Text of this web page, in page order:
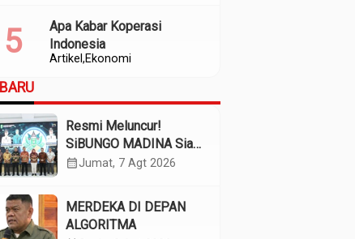
Artikel Ekonomi
Apa Kabar Koperasi
Indonesia
Resmi Meluncur!
SiBUNGO MADINA Siap
Optimalkan Pendapatan
calendar_monthJumat, 7 Agt 2026
MERDEKA DI DEPAN
ALGORITMA